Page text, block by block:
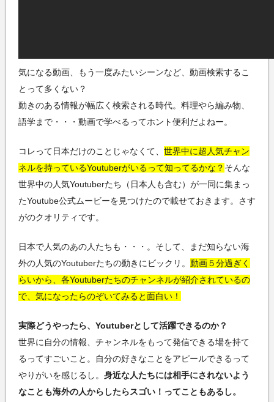
気になる動画、もう一度みたいシーンなど、動画検索するこ
とって多くない？
動きのある情報が幅広く検索される時代。料理やら編み物、
語学まで・・・動画で学べるってホント便利だよねー。
コレって日本だけのことじゃなくて、 世界中に超人気チャン
ネルを持っているYoutuberがいるって知ってるかな？ そんな
世界中の人気Youtuberたち（日本人も含む）が一同に集まっ
たYoutube公式ムービーを見つけたので載せておきます。さす
がのクオリティです。
日本で人気のあの人たちも・・・。そして、まだ知らない海
外の人気のYoutuberたちの動きにビックリ。 動画５分過ぎく
らいから、各Youtuberたちのチャンネルが紹介されているの
で、気になったらのぞいてみると面白い！
実際どうやったら、Youtuberとして活躍できるのか？
世界に自分の情報、チャンネルをもって発信できる場を持て
るってすごいこと。自分の好きなことをアピールできるって
やりがいを感じるし。 身近な人たちには相手にされないよう
なことも海外の人からしたらスゴい！ってこともあるし。